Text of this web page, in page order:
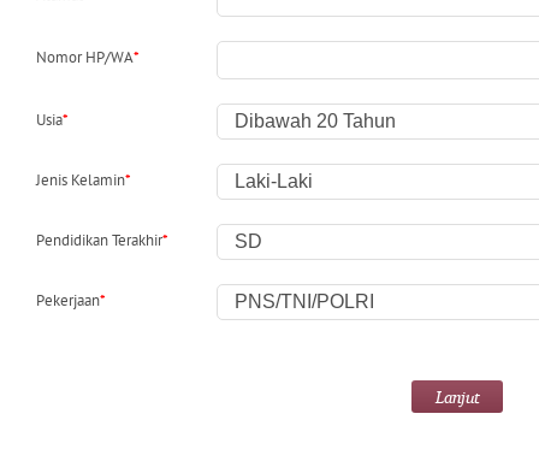
Nomor HP/WA*
Usia*
Jenis Kelamin*
Pendidikan Terakhir*
Pekerjaan*